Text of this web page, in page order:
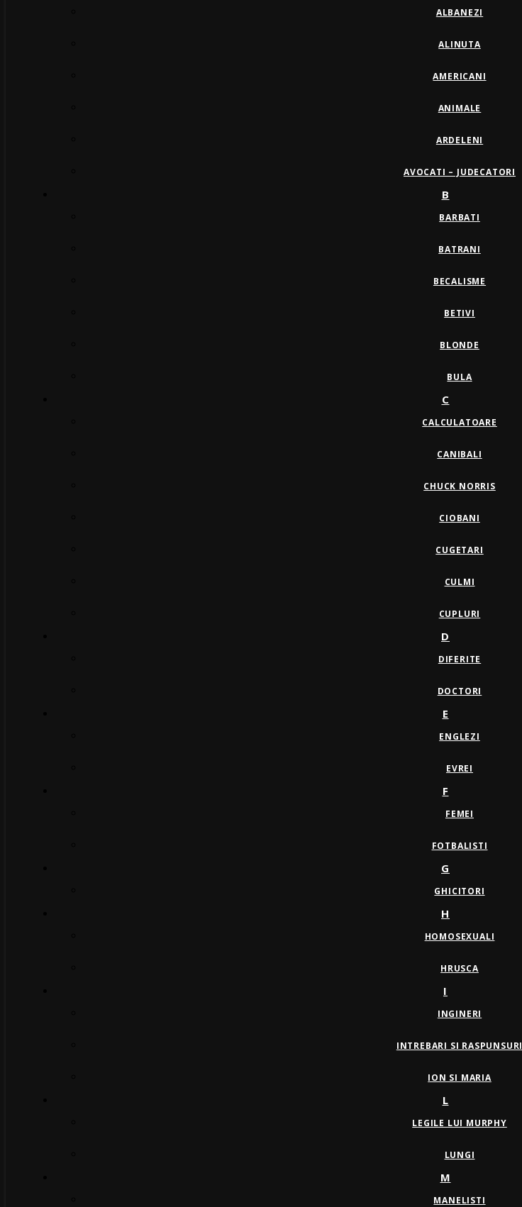
ALBANEZI
ALINUTA
AMERICANI
ANIMALE
ARDELENI
AVOCATI – JUDECATORI
B
BARBATI
BATRANI
BECALISME
BETIVI
BLONDE
BULA
C
CALCULATOARE
CANIBALI
CHUCK NORRIS
CIOBANI
CUGETARI
CULMI
CUPLURI
D
DIFERITE
DOCTORI
E
ENGLEZI
EVREI
F
FEMEI
FOTBALISTI
G
GHICITORI
H
HOMOSEXUALI
HRUSCA
I
INGINERI
INTREBARI SI RASPUNSURI
ION SI MARIA
L
LEGILE LUI MURPHY
LUNGI
M
MANELISTI